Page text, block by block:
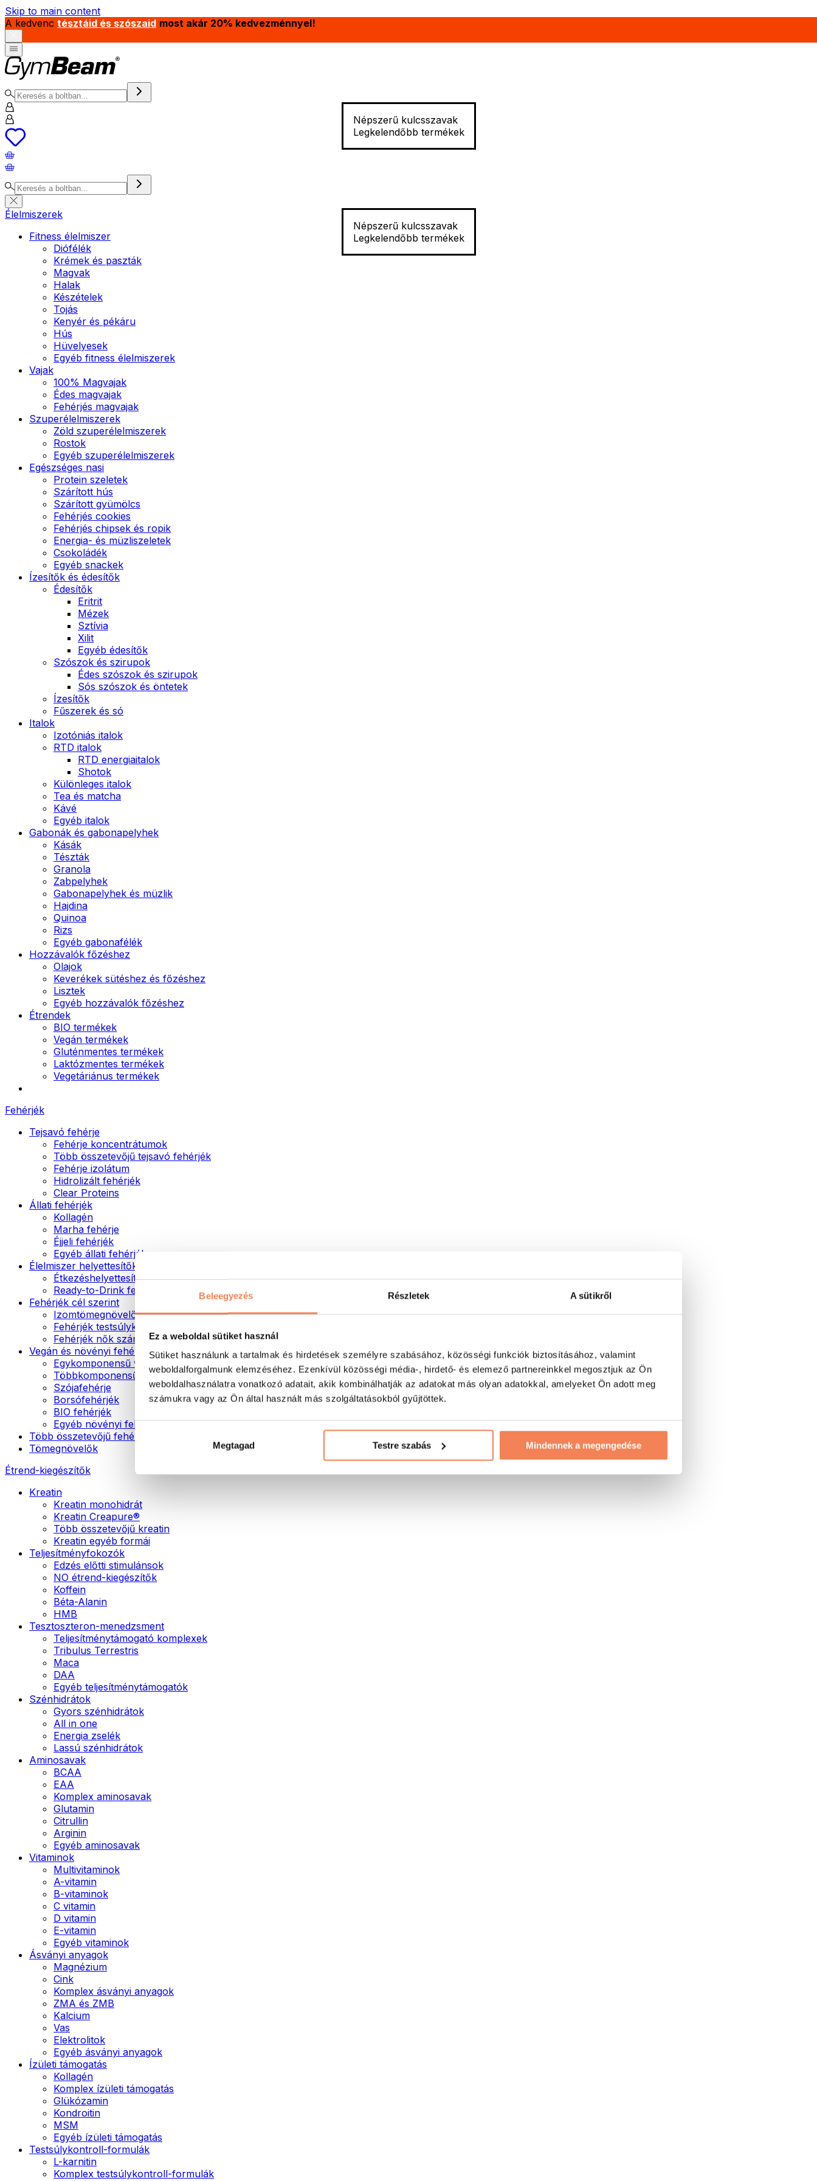
Beleegyezés Részletek A sütikről
Ez a weboldal sütiket használ
Sütiket használunk a tartalmak és hirdetések személyre szabásához, közösségi funkciók biztosításához, valamint
weboldalforgalmunk elemzéséhez. Ezenkívül közösségi média-, hirdető- és elemező partnereinkkel megosztjuk az Ön
weboldalhasználatra vonatkozó adatait, akik kombinálhatják az adatokat más olyan adatokkal, amelyeket Ön adott meg
számukra vagy az Ön által használt más szolgáltatásokból gyűjtöttek.
Megtagad Testre szabás Mindennek a megengedése
Skip to main content
A kedvenc tésztáid és szószaid most akár 20% kedvezménnyel!
Népszerű kulcsszavak
Legkelendőbb termékek
Népszerű kulcsszavak
Legkelendőbb termékek
Élelmiszerek
Fitness élelmiszer
Diófélék
Krémek és paszták
Magvak
Halak
Készételek
Tojás
Kenyér és pékáru
Hús
Hüvelyesek
Egyéb fitness élelmiszerek
Vajak
100% Magvajak
Édes magvajak
Fehérjés magvajak
Szuperélelmiszerek
Zöld szuperélelmiszerek
Rostok
Egyéb szuperélelmiszerek
Egészséges nasi
Protein szeletek
Szárított hús
Szárított gyümölcs
Fehérjés cookies
Fehérjés chipsek és ropik
Energia- és müzliszeletek
Csokoládék
Egyéb snackek
Ízesítők és édesítők
Édesítők
Eritrit
Mézek
Sztívia
Xilit
Egyéb édesítők
Szószok és szirupok
Édes szószok és szirupok
Sós szószok és öntetek
Ízesítők
Fűszerek és só
Italok
Izotóniás italok
RTD italok
RTD energiaitalok
Shotok
Különleges italok
Tea és matcha
Kávé
Egyéb italok
Gabonák és gabonapelyhek
Kásák
Tészták
Granola
Zabpelyhek
Gabonapelyhek és müzlik
Hajdina
Quinoa
Rizs
Egyéb gabonafélék
Hozzávalók főzéshez
Olajok
Keverékek sütéshez és főzéshez
Lisztek
Egyéb hozzávalók főzéshez
Étrendek
BIO termékek
Vegán termékek
Gluténmentes termékek
Laktózmentes termékek
Vegetáriánus termékek
Fehérjék
Tejsavó fehérje
Fehérje koncentrátumok
Több összetevőjű tejsavó fehérjék
Fehérje izolátum
Hidrolizált fehérjék
Clear Proteins
Állati fehérjék
Kollagén
Marha fehérje
Éjjeli fehérjék
Egyéb állati fehérjék
Élelmiszer helyettesítők
Étkezéshelyettesítő porok
Ready-to-Drink fehérjeitalok
Fehérjék cél szerint
Izomtömegnövelők
Fehérjék testsúlykontroll támogatásához
Fehérjék nők számára
Vegán és növényi fehérjék
Egykomponensű vegán fehérjék
Többkomponensű vegán fehérjék
Szójafehérje
Borsófehérjék
BIO fehérjék
Egyéb növényi fehérjék
Több összetevőjű fehérje
Tömegnövelők
Étrend-kiegészítők
Kreatin
Kreatin monohidrát
Kreatin Creapure®
Több összetevőjű kreatin
Kreatin egyéb formái
Teljesítményfokozók
Edzés előtti stimulánsok
NO étrend-kiegészítők
Koffein
Béta-Alanin
HMB
Tesztoszteron-menedzsment
Teljesítménytámogató komplexek
Tribulus Terrestris
Maca
DAA
Egyéb teljesítménytámogatók
Szénhidrátok
Gyors szénhidrátok
All in one
Energia zselék
Lassú szénhidrátok
Aminosavak
BCAA
EAA
Komplex aminosavak
Glutamin
Citrullin
Arginin
Egyéb aminosavak
Vitaminok
Multivitaminok
A-vitamin
B-vitaminok
C vitamin
D vitamin
E-vitamin
Egyéb vitaminok
Ásványi anyagok
Magnézium
Cink
Komplex ásványi anyagok
ZMA és ZMB
Kalcium
Vas
Elektrolitok
Egyéb ásványi anyagok
Ízületi támogatás
Kollagén
Komplex ízületi támogatás
Glükózamin
Kondroitin
MSM
Egyéb ízületi támogatás
Testsúlykontroll-formulák
L-karnitin
Komplex testsúlykontroll-formulák